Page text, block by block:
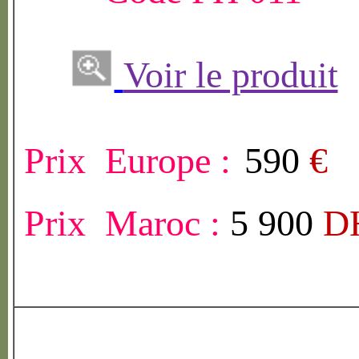
Voir le produit
Prix Europe : 590 €
Prix Maroc : 5 900